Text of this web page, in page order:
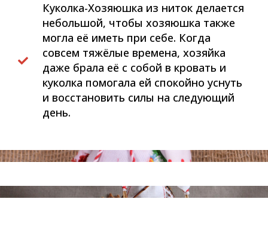
Куколка-Хозяюшка из ниток делается
небольшой, чтобы хозяюшка также
могла её иметь при себе. Когда
совсем тяжёлые времена, хозяйка
даже брала её с собой в кровать и
куколка помогала ей спокойно уснуть
и восстановить силы на следующий
день.